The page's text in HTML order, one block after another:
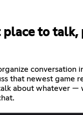
place to talk,
conversation
that newest game
about whatever —